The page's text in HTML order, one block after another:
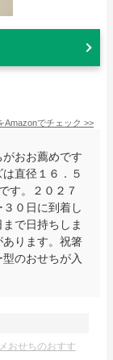
Amazonでチェック >>
おお薦めです
直径１６．５
す。２０２７
０日に到着し
で日持ちしま
ります。祝箸
のおせちが入
おせちのおすす